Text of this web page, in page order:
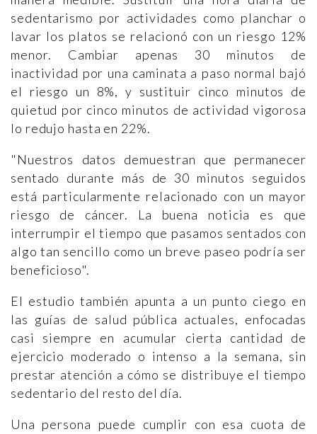
sedentarismo por actividades como planchar o
lavar los platos se relacionó con un riesgo 12%
menor. Cambiar apenas 30 minutos de
inactividad por una caminata a paso normal bajó
el riesgo un 8%, y sustituir cinco minutos de
quietud por cinco minutos de actividad vigorosa
lo redujo hasta en 22%.
"Nuestros datos demuestran que permanecer
sentado durante más de 30 minutos seguidos
está particularmente relacionado con un mayor
riesgo de cáncer. La buena noticia es que
interrumpir el tiempo que pasamos sentados con
algo tan sencillo como un breve paseo podría ser
beneficioso".
El estudio también apunta a un punto ciego en
las guías de salud pública actuales, enfocadas
casi siempre en acumular cierta cantidad de
ejercicio moderado o intenso a la semana, sin
prestar atención a cómo se distribuye el tiempo
sedentario del resto del día.
Una persona puede cumplir con esa cuota de